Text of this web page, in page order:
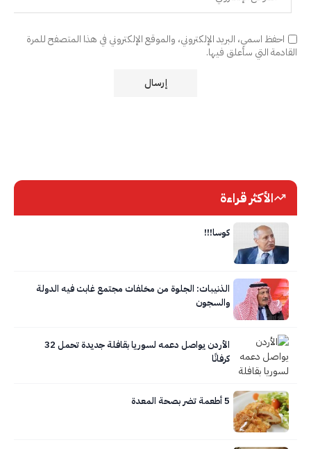
احفظ اسمي، البريد الإلكتروني، والموقع الإلكتروني في هذا المتصفح للمرة
القادمة التي سأعلق فيها.
الأكثر قراءة
كوسا!!!
الذنيبات: الجلوة من مخلفات مجتمع غابت فيه الدولة
والسجون
الأردن يواصل دعمه لسوريا بقافلة جديدة تحمل 32
كرفانًا
5 أطعمة تضر بصحة المعدة